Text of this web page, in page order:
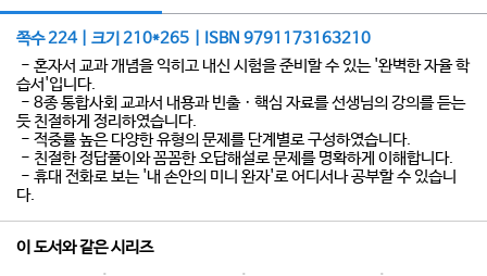
쪽수 224 | 크기 210*265 | ISBN 9791173163210
- 혼자서 교과 개념을 익히고 내신 시험을 준비할 수 있는 '완벽한 자율 학
습서'입니다.
- 8종 통합사회 교과서 내용과 빈출ㆍ핵심 자료를 선생님의 강의를 듣는
듯 친절하게 정리하였습니다.
- 적중률 높은 다양한 유형의 문제를 단계별로 구성하였습니다.
- 친절한 정답풀이와 꼼꼼한 오답해설로 문제를 명확하게 이해합니다.
- 휴대 전화로 보는 '내 손안의 미니 완자'로 어디서나 공부할 수 있습니
다.
이 도서와 같은 시리즈